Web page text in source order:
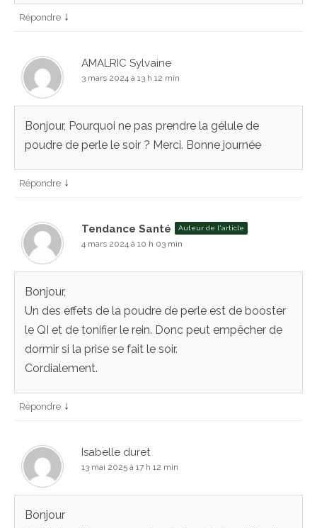
Répondre ↓
AMALRIC Sylvaine
3 mars 2024 à 13 h 12 min
Bonjour, Pourquoi ne pas prendre la gélule de
poudre de perle le soir ? Merci. Bonne journée
Répondre ↓
Tendance Santé Auteur de l'article
4 mars 2024 à 10 h 03 min
Bonjour,
Un des effets de la poudre de perle est de booster
le QI et de tonifier le rein. Donc peut empêcher de
dormir si la prise se fait le soir.
Cordialement.
Répondre ↓
Isabelle duret
13 mai 2025 à 17 h 12 min
Bonjour